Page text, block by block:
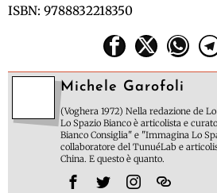
ISBN: 9788832218350
Michele Garofoli
(Voghera 1972) Nella redazione de
Lo Spazio Bianco è articolista e
Bianco Consiglia" e "Immagina Lo
collaboratore del TunuéLab e
China. E questo è quanto.